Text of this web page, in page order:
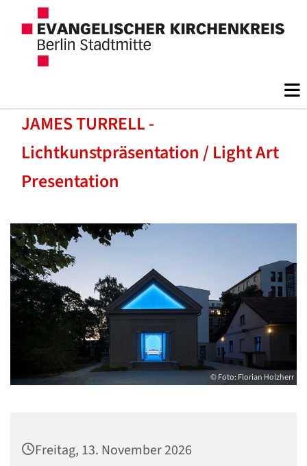
JAMES TURRELL -
Lichtkunstpräsentation / Light Art
Presentation
© Foto: Florian Holzherr
Freitag, 13. November 2026